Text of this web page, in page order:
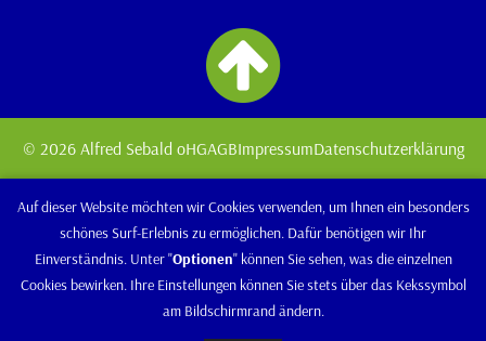
© 2026 Alfred Sebald oHGAGBImpressumDatenschutzerklärung
Auf dieser Website möchten wir Cookies verwenden, um Ihnen ein besonders
schönes Surf-Erlebnis zu ermöglichen. Dafür benötigen wir Ihr
Einverständnis. Unter "Optionen" können Sie sehen, was die einzelnen
Cookies bewirken. Ihre Einstellungen können Sie stets über das Kekssymbol
am Bildschirmrand ändern.